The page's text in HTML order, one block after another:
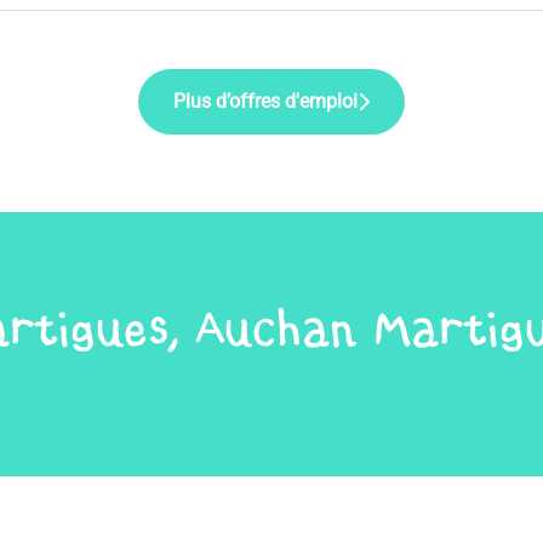
Plus d’offres d'emploi
Auchan